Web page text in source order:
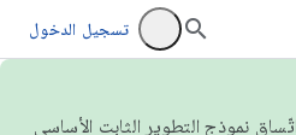
تسجيل الدخول
2026، ولضمان اتّساق نموذج التطوير الثابت الأساسي